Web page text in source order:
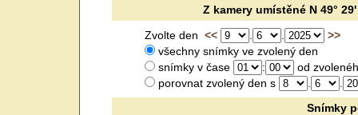
Z kameryumístěné N 49°
Zvolte den <<
>>
všechny snímky ve zvolený den
snímky v čase
:
od
porovnat zvolený den s
Snímky